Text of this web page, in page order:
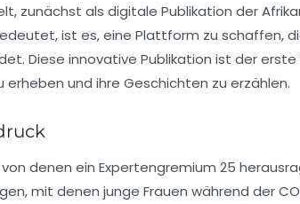
zunächst als digitale Publikation der
ist es, eine Plattform zu schaffen,
Diese innovative Publikation ist der
und ihre Geschichten zu erzählen.
denen ein Expertengremium 25
mit denen junge Frauen während der